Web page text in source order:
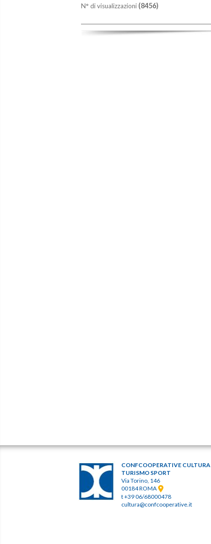
N° di visualizzazioni (8456)
CONFCOOPERATIVE CULTURA
TURISMO SPORT
Via Torino, 146
00184 ROMA
t +39 06/68000478
cultura@confcooperative.it